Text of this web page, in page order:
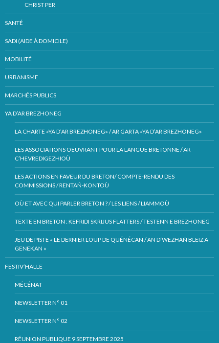
CHRIST PER
SANTÉ
SADI (AIDE À DOMICILE)
MOBILITÉ
URBANISME
MARCHÉS PUBLICS
YA D’AR BREZHONEG
LA CHARTE «YA D’AR BREZHONEG» / AR GARTA «YA D’AR BREZHONEG»
LES ASSOCIATIONS OEUVRANT POUR LA LANGUE BRETONNE / AR
C’HEVREDIGEZHIOÙ
LES ACTIONS EN FAVEUR DU BRETON/ COMPTE-RENDU DES
COMMISSIONS / RENTAÑ-KONTOÙ
OÙ ET AVEC QUI PARLER BRETON ? / LES LIENS / LIAMMOÙ
TEXTE EN BRETON : KEFRIDI SKRIJUS FLATTERS / TESTENN E BREZHONEG
JEU DE PISTE « LE DERNIER LOUP DE QUÉNÉCAN / AN D’WEZHAÑ BLEIZ A
GENEKAN »
FESTIV’HALLE
MÉCÉNAT
NEWSLETTER N° 01
NEWSLETTER N° 02
RÉUNION PUBLIQUE 9 SEPTEMBRE 2025